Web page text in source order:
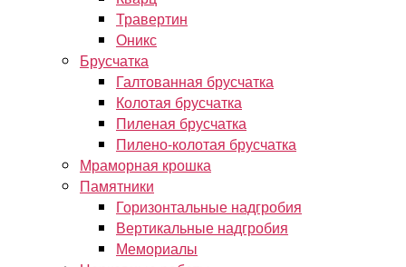
Травертин
Оникс
Брусчатка
Галтованная брусчатка
Колотая брусчатка
Пиленая брусчатка
Пилено-колотая брусчатка
Мраморная крошка
Памятники
Горизонтальные надгробия
Вертикальные надгробия
Мемориалы